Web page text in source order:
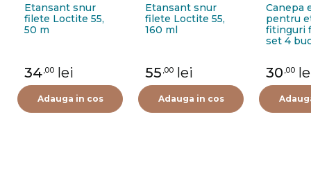
Etansant snur
filete Loctite 55,
50 m
34,00 lei
Adauga in cos
Etansant snur
filete Loctite 55,
160 ml
55 ,00 lei
Adauga in cos
Canepa
pentru
fitinguri
set 4
30 ,00